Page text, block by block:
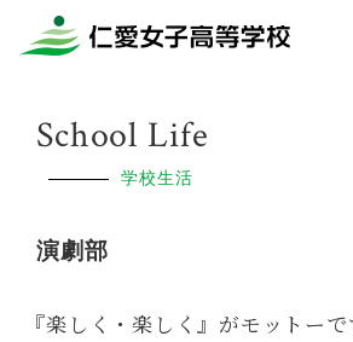
School Life
学校生活
演劇部
『楽しく・楽しく』がモットーで